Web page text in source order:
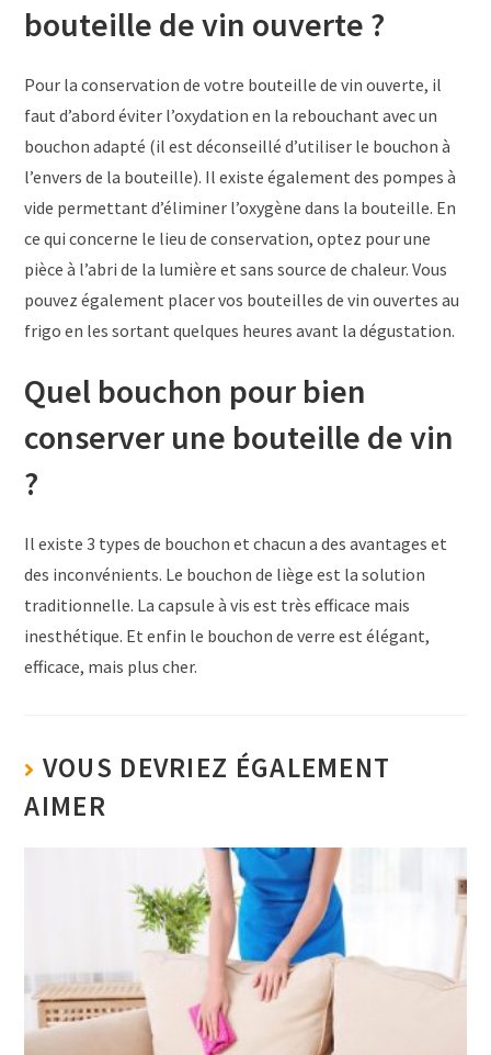
bouteille de vin ouverte ?
Pour la conservation de votre bouteille de vin ouverte, il
faut d’abord éviter l’oxydation en la rebouchant avec un
bouchon adapté (il est déconseillé d’utiliser le bouchon à
l’envers de la bouteille). Il existe également des pompes à
vide permettant d’éliminer l’oxygène dans la bouteille. En
ce qui concerne le lieu de conservation, optez pour une
pièce à l’abri de la lumière et sans source de chaleur. Vous
pouvez également placer vos bouteilles de vin ouvertes au
frigo en les sortant quelques heures avant la dégustation.
Quel bouchon pour bien
conserver une bouteille de vin
?
Il existe 3 types de bouchon et chacun a des avantages et
des inconvénients. Le bouchon de liège est la solution
traditionnelle. La capsule à vis est très efficace mais
inesthétique. Et enfin le bouchon de verre est élégant,
efficace, mais plus cher.
VOUS DEVRIEZ ÉGALEMENT
AIMER